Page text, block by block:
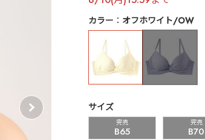
カラー オフホワイト/OW
サイズ
完売
B65
完売
B70